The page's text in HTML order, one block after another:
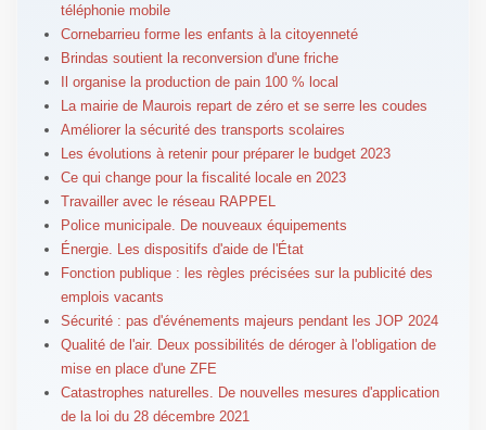
téléphonie mobile
Cornebarrieu forme les enfants à la citoyenneté
Brindas soutient la reconversion d'une friche
Il organise la production de pain 100 % local
La mairie de Maurois repart de zéro et se serre les coudes
Améliorer la sécurité des transports scolaires
Les évolutions à retenir pour préparer le budget 2023
Ce qui change pour la fiscalité locale en 2023
Travailler avec le réseau RAPPEL
Police municipale. De nouveaux équipements
Énergie. Les dispositifs d'aide de l'État
Fonction publique : les règles précisées sur la publicité des
emplois vacants
Sécurité : pas d'événements majeurs pendant les JOP 2024
Qualité de l'air. Deux possibilités de déroger à l'obligation de
mise en place d'une ZFE
Catastrophes naturelles. De nouvelles mesures d'application
de la loi du 28 décembre 2021